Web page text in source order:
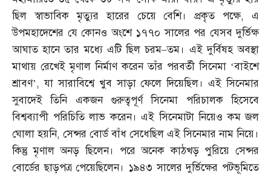
ছিল স্বাভাবিক মৃত্যুর হারের চেয়ে বেশি। প্রকৃত পক্ষে, এ
উপমহাদেশের যে কোনও অংশে ১৭৭০ সালের পর যেসব দুর্ভিক্ষ
আঘাত হানে তার মধ্যে এটি ছিল চরম–তম। এই দুর্বিষহ অবস্থা
মাথায় রেখেই মৃণাল নির্মাণ করেন তাঁর পরবর্তী সিনেমা ‘বাইশে
শ্রাবণ’,যা সারাবিশ্বে খুব সাড়া ফেলে দিয়েছিল। এই সিনেমার
সুবাদেই তিনি একজন গুরুত্বপূর্ণ সিনেমা পরিচালক হিসেবে
বিশ্বব্যাপী পরিচিতি লাভ করেন। এই সিনেমাটা নিয়েও কম জল
ঘোলা হয়নি, সেন্সর বোর্ড বাঁধ সেধেছিল এই সিনেমার নাম নিয়ে।
কিন্তু মৃণাল অনড় ছিলেন। পরে অনেক কাঠখড় পুরিয়ে সেন্সর
বোর্ডের ছাড়পত্র পেয়েছিলেন। ১৯৪৩ সালের দুর্ভিক্ষের পটভূমিতে